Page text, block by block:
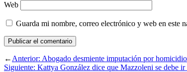
Web
Guarda mi nombre, correo electrónico y web en este
←Anterior: Abogado desmiente imputación por
Siguiente: Kattya González dice que Mazzoleni se debe